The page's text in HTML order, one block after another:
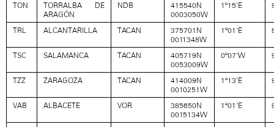
TON
TORRALBA DE
ARAGÓN
NDB
415540N
0003050W
1º15'E
TRL ALCANTARILLA TACAN
375701N
0011348W
1º01’E
TSC SALAMANCA TACAN
405719N
0053009W
0º07’W
TZZ ZARAGOZA TACAN
414009N
0010251W
1º13'E
VAB ALBACETE VOR
385650N
0015134W
1º01’E